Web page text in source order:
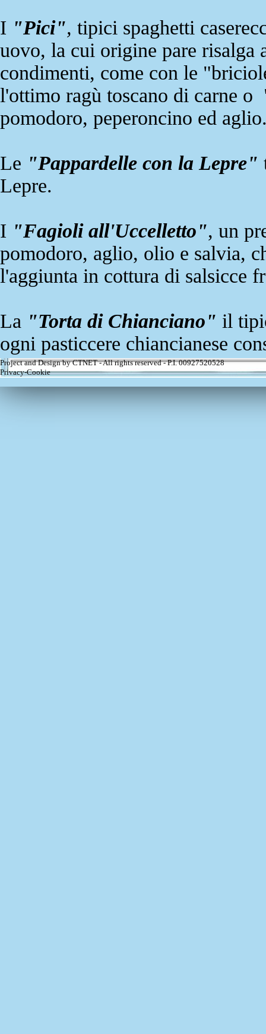
I "Pici", tipici spaghetti
uovo, la cui origine pare risalga
condimenti, come con le
l'ottimo ragù toscano di carne o
pomodoro, peperoncino ed
Le "Pappardelle con la Lepre"
Lepre.
I "Fagioli all'Uccelletto", un
pomodoro, aglio, olio e salvia,
l'aggiunta in cottura di salsicce
La "Torta di Chianciano" il
ogni pasticcere chiancianese
Project and Design by CTNET - All rights reserved - P.I. 00927520528
Privacy-Cookie